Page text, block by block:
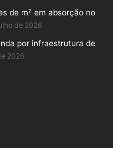
de m² em absorção no
de 2026
por infraestrutura de
2026